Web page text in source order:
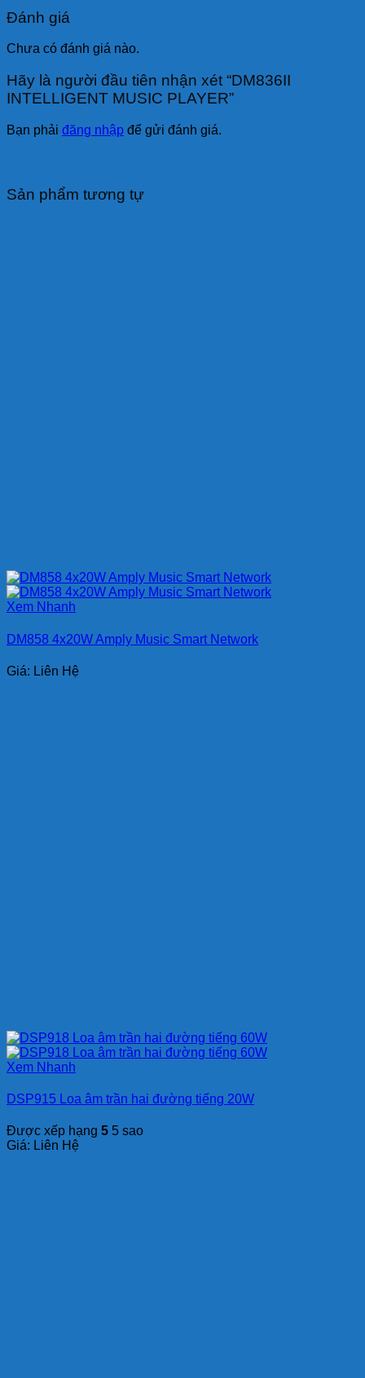
Đánh giá
Chưa có đánh giá nào.
Hãy là người đầu tiên nhận xét “DM836II
INTELLIGENT MUSIC PLAYER”
Bạn phải đăng nhập để gửi đánh giá.
Sản phẩm tương tự
Xem Nhanh
DM858 4x20W Amply Music Smart Network
Giá: Liên Hệ
Xem Nhanh
DSP915 Loa âm trần hai đường tiếng 20W
Được xếp hạng 5 5 sao
Giá: Liên Hệ